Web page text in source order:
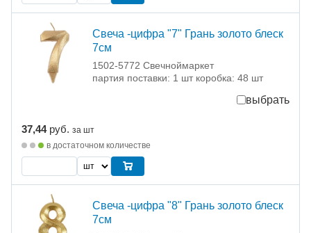
Свеча -цифра "7" Грань золото блеск
7см
1502-5772 Свечноймаркет
партия поставки: 1 шт коробка: 48 шт
выбрать
37,44 руб. за шт
в достаточном количестве
Свеча -цифра "8" Грань золото блеск
7см